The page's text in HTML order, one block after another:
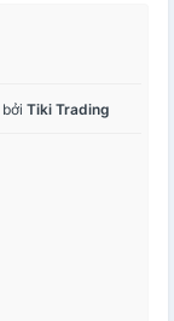
bởi Tiki Trading